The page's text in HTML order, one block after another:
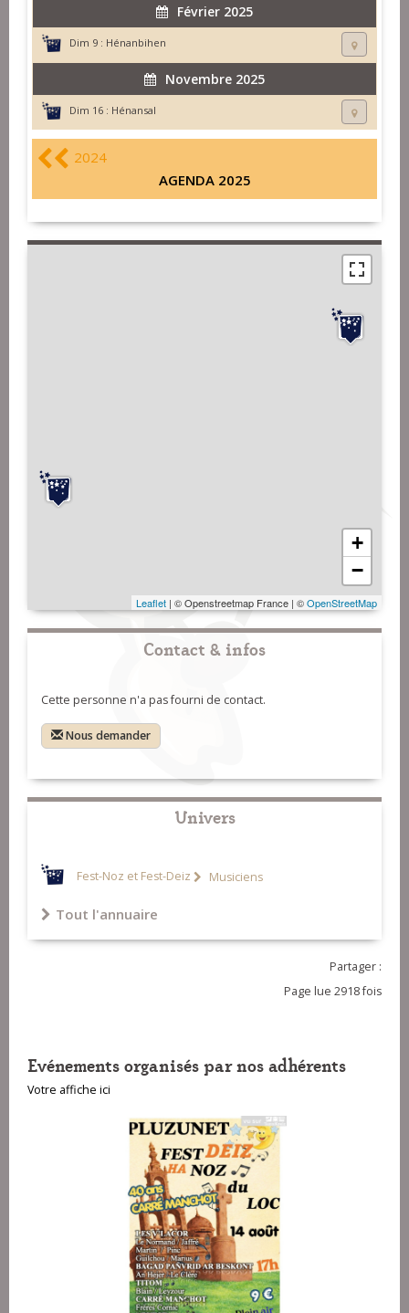
Février 2025
Dim 9 : Hénanbihen
Novembre 2025
Dim 16 : Hénansal
2024
AGENDA 2025
+
−
Leaflet | © Openstreetmap France | ©OpenStreetMap
Contact & infos
Cette personne n'a pas fourni de contact.
Nous demander
Univers
Fest-Noz et Fest-Deiz Musiciens
Tout l'annuaire
Partager :
Page lue 2918 fois
Evénements organisés par nos adhérents
Votre affiche ici